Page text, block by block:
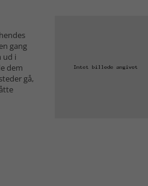
gang
ud i
dem
gå,